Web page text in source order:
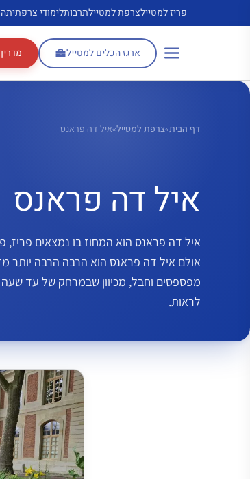
פריז למטיילצרפת למטיילתרבותלימודי צרפתית
ארגז הכלים למטייל
דף הבית»צרפת למטייל»איל דה פראנס
איל דה פראנס
איל דה פראנס הוא המחוז בו נמצאים פריז,
אולם איל דה פראנס הוא הרבה הרבה יותר
מפספסים וחבל, מכיוון שבמרחק של עד
לראות.